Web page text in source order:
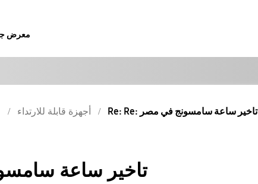
معرض
أجهزة قابلة للارتداء Re: Re: تاخير ساعة سامسونج في مصر
تاخير ساعة